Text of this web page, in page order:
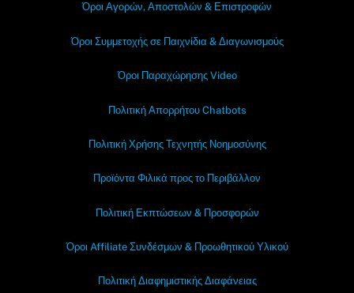
Όροι Αγορών, Αποστολών & Επιστροφών
Όροι Συμμετοχής σε Παιχνίδια & Διαγωνισμούς
Όροι Παραχώρησης Video
Πολιτική Απορρήτου Chatbots
Πολιτική Χρήσης Τεχνητής Νοημοσύνης
Προϊόντα Φιλικά προς το Περιβάλλον
Πολιτική Εκπτώσεων & Προσφορών
Όροι Affiliate Συνδέσμων & Προωθητικού Υλικού
Πολιτική Διαφημιστικής Διαφάνειας